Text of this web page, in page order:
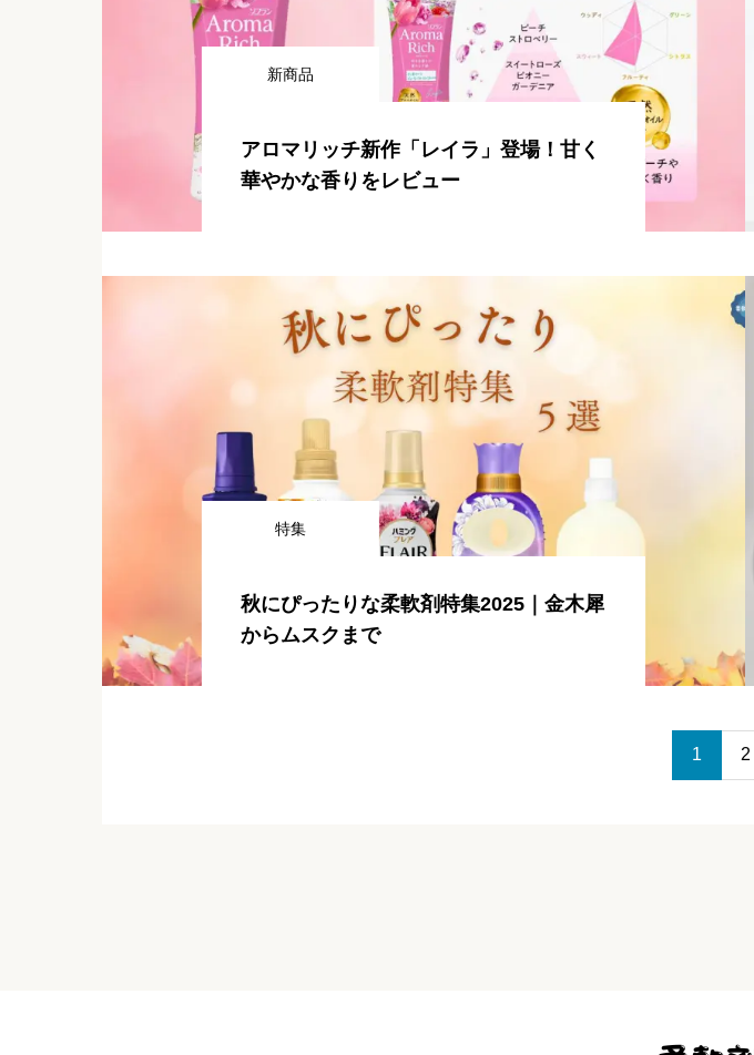
新商品
アロマリッチ新作「レイラ」登場！甘く
華やかな香りをレビュー
特集
秋にぴったりな柔軟剤特集2025｜金木犀
からムスクまで
1 2